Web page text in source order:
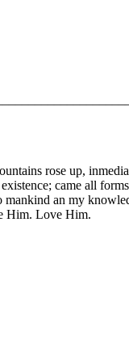
rose up,
came all
mankind an my
Him. Love Him.